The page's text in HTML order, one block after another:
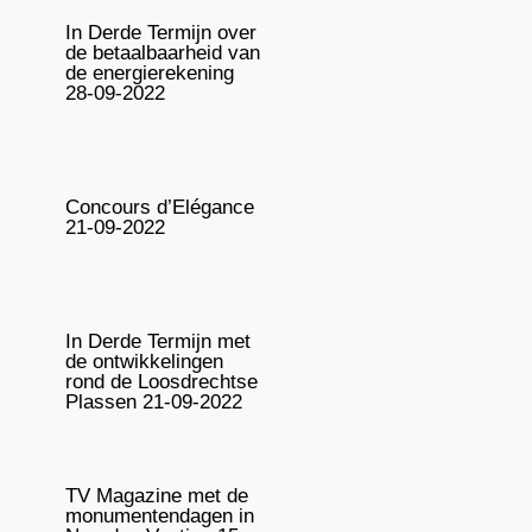
In Derde Termijn over
de betaalbaarheid van
de energierekening
28-09-2022
Concours d’Elégance
21-09-2022
In Derde Termijn met
de ontwikkelingen
rond de Loosdrechtse
Plassen 21-09-2022
TV Magazine met de
monumentendagen in